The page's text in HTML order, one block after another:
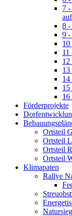
7
8 -
9 -
10
11
12
13
14
16
Förderprojekte
Ortsteil
Ortsteil
Ortsteil
Ortsteil
Klimapaten
Rallye